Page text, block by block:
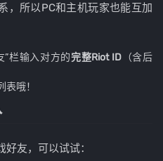
，所以PC和主机玩家也能互加
”栏输入对方的完整Riot ID （含后
哦！
友，可以试试：